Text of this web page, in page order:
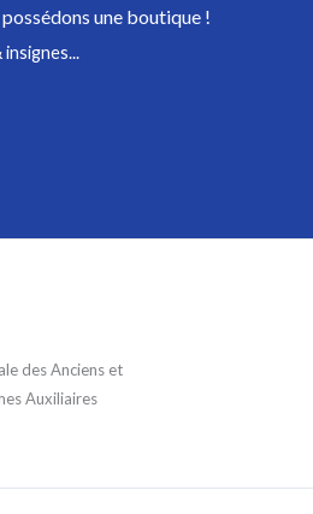
une boutique !
des Anciens et
Auxiliaires